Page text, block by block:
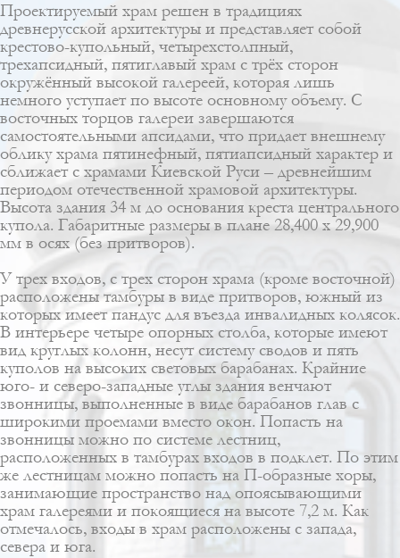
Проектируемый храм решен в традициях
древнерусской архитектуры и представляет собой
крестово-купольный, четырехстолпный,
трехапсидный, пятиглавый храм c трёх сторон
окружённый высокой галереей, которая лишь
немного уступает по высоте основному объему. С
восточных торцов галереи завершаются
самостоятельными апсидами, что придает внешнему
облику храма пятинефный, пятиапсидный характер и
сближает с храмами Киевской Руси – древнейшим
периодом отечественной храмовой архитектуры.
Высота здания 34 м до основания креста центрального
купола. Габаритные размеры в плане 28,400 х 29,900
мм в осях (без притворов).
У трех входов, с трех сторон храма (кроме восточной)
расположены тамбуры в виде притворов, южный из
которых имеет пандус для въезда инвалидных колясок.
В интерьере четыре опорных столба, которые имеют
вид круглых колонн, несут систему сводов и пять
куполов на высоких световых барабанах. Крайние
юго- и северо-западные углы здания венчают
звонницы, выполненные в виде барабанов глав с
широкими проемами вместо окон. Попасть на
звонницы можно по системе лестниц,
расположенных в тамбурах входов в подклет. По этим
же лестницам можно попасть на П-образные хоры,
занимающие пространство над опоясывающими
храм галереями и покоящиеся на высоте 7,2 м. Как
отмечалось, входы в храм расположены с запада,
севера и юга.